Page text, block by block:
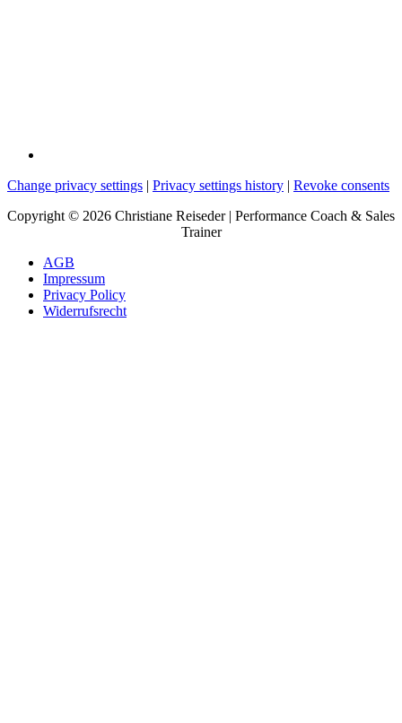
Change privacy settings | Privacy settings history | Revoke consents
Copyright © 2026 Christiane Reiseder | Performance Coach & Sales
Trainer
AGB
Impressum
Privacy Policy
Widerrufsrecht